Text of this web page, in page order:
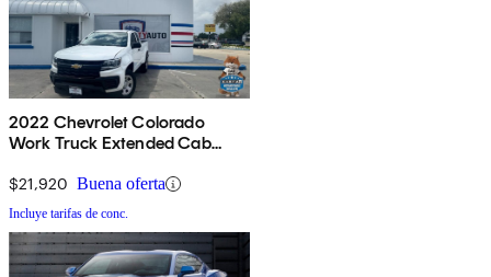
2022 Chevrolet Colorado
Work Truck Extended Cab
$21,920 Buena oferta
Incluye tarifas de conc.